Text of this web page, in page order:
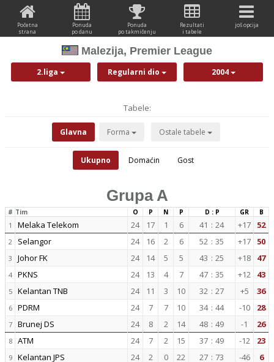
Početna
strana
Ponuda
po danu
Ponuda
po takmičenju
Rezultati
i tabele
još opcija
Malezija, Premier League
2.liga Regularni dio 2004
Tabele:
Glavna Forma Ostale tabele
Ukupno Domaćin Gost
Grupa A
# Tim O P N P D : P GR B
1 Melaka Telekom 24 17 1 6 41 : 24 +17 52
2 Selangor 24 16 2 6 52 : 35 +17 50
3 Johor FK 24 14 5 5 43 : 25 +18 47
4 PKNS 24 13 4 7 47 : 35 +12 43
5 Kelantan TNB 24 11 3 10 32 : 27 +5 36
6 PDRM 24 7 7 10 34 : 44 -10 28
7 Brunej DS 24 8 2 14 48 : 49 -1 26
8 ATM 24 7 2 15 37 : 49 -12 23
9 Kelantan JPS 24 2 0 22 27 : 73 -46 6